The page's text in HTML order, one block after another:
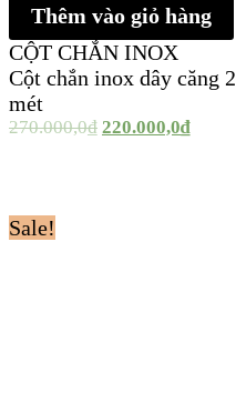
Thêm vào giỏ hàng
CỘT CHẮN INOX
Cột chắn inox dây căng 2
mét
270.000,0₫ 220.000,0₫
Sale!